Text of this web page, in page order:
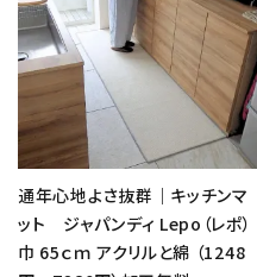
通年心地よさ抜群｜キッチンマ
ット ジャパンディ Lepo（レポ）
巾 65ｃｍ アクリルと綿 （1248